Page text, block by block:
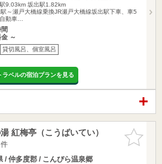
9.03km 坂出駅1.82km
～瀬戸大橋線乗換JR瀬戸大橋線坂出駅下車、車5
動車…
～
貸切風呂、個室風呂
ラベルの宿泊プランを見る
お気に入
りに追加
紅梅亭（こうばいてい）
/ 仲多度郡 / こんぴら温泉郷